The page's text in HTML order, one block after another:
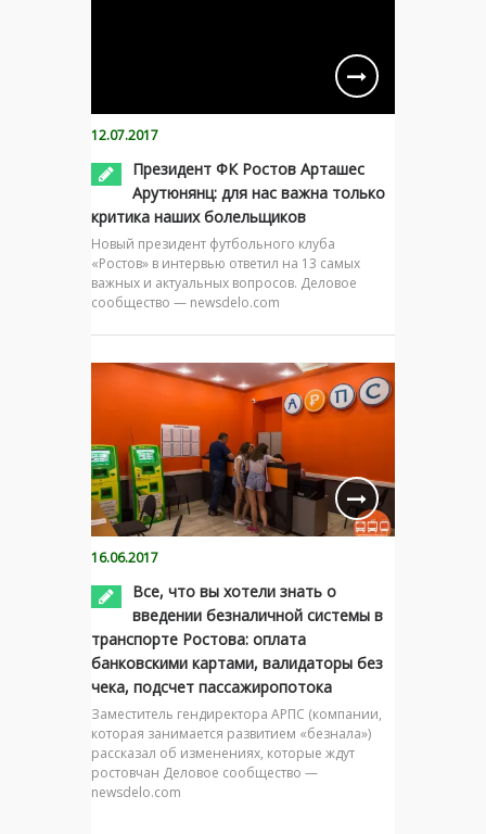
12.07.2017
Президент ФК Ростов Арташес
Арутюнянц: для нас важна только
критика наших болельщиков
Новый президент футбольного клуба
«Ростов» в интервью ответил на 13 самых
важных и актуальных вопросов. Деловое
сообщество — newsdelo.com
16.06.2017
Все, что вы хотели знать о
введении безналичной системы в
транспорте Ростова: оплата
банковскими картами, валидаторы без
чека, подсчет пассажиропотока
Заместитель гендиректора АРПС (компании,
которая занимается развитием «безнала»)
рассказал об изменениях, которые ждут
ростовчан Деловое сообщество —
newsdelo.com